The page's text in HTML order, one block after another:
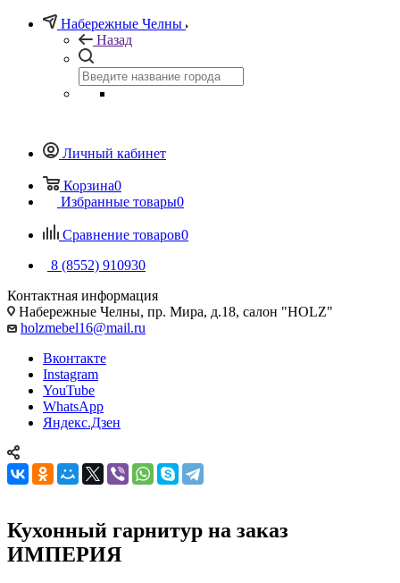
Набережные Челны
Назад
Личный кабинет
Корзина0
Избранные товары0
Сравнение товаров0
8 (8552) 910930
Контактная информация
Набережные Челны, пр. Мира, д.18, салон "HOLZ"
holzmebel16@mail.ru
Вконтакте
Instagram
YouTube
WhatsApp
Яндекс.Дзен
Кухонный гарнитур на заказ
ИМПЕРИЯ